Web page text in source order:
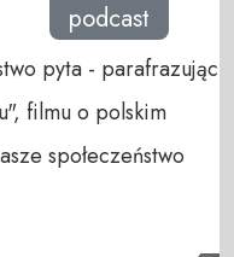
podcast
pyta - parafrazując
filmu o polskim
społeczeństwo